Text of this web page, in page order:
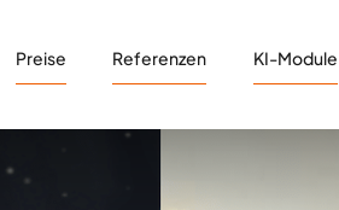
Preise Referenzen KI-Module